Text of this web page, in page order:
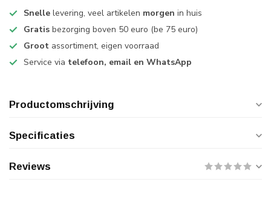
Snelle levering, veel artikelen morgen in huis
Gratis bezorging boven 50 euro (be 75 euro)
Groot assortiment, eigen voorraad
Service via telefoon, email en WhatsApp
Productomschrijving
Specificaties
Reviews